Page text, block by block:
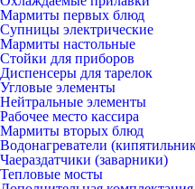
Мармиты первых блюд
Супницы электрические
Мармиты настольные
Стойки для приборов
Диспенсеры для тарелок
Угловые элементы
Нейтральные элементы
Рабочее место кассира
Мармиты вторых блюд
Водонагреватели
Чаераздатчики (заварники)
Тепловые мосты